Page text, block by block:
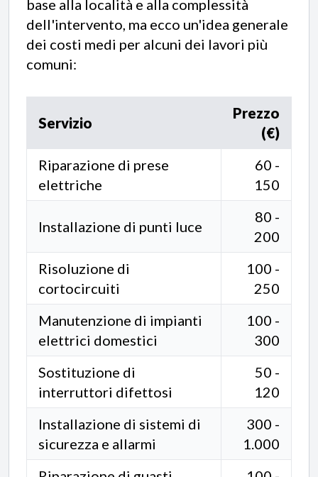
base alla località e alla complessità
dell'intervento, ma ecco un'idea generale
dei costi medi per alcuni dei lavori più
comuni:
Servizio
Prezzo
(€)
Riparazione di prese
elettriche
60 -
150
Installazione di punti luce
80 -
200
Risoluzione di
cortocircuiti
100 -
250
Manutenzione di impianti
elettrici domestici
100 -
300
Sostituzione di
interruttori difettosi
50 -
120
Installazione di sistemi di
sicurezza e allarmi
300 -
1.000